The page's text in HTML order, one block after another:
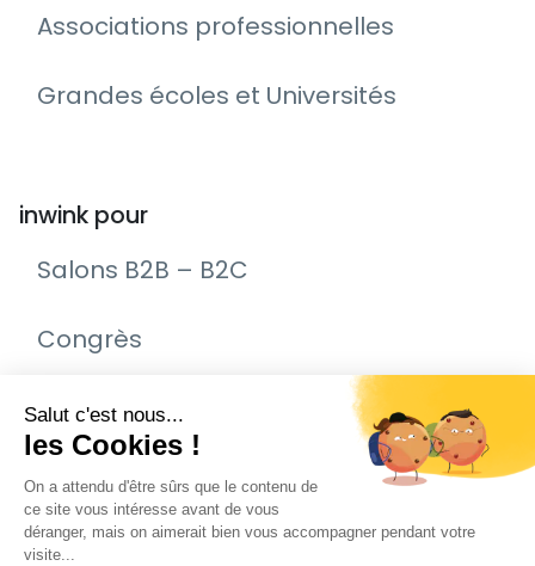
Associations professionnelles
Grandes écoles et Universités
inwink pour
Salons B2B – B2C
Congrès
Remise de prix – Awards
Journée Portes Ouvertes (JPO)